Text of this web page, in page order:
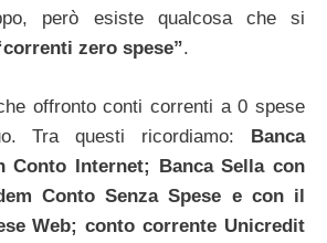
però esiste qualcosa che si
zero spese”.
offronto conti correnti a 0 spese
Tra questi ricordiamo: Banca
Conto Internet; Banca Sella con
Conto Senza Spese e con il
Web; conto corrente Unicredit